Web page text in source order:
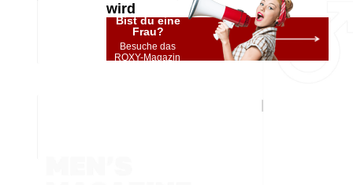
wird
Bist du eine
Frau?
Besuche das
ROXY-Magazin